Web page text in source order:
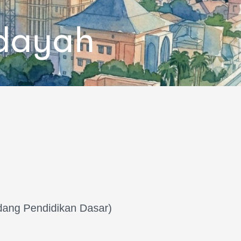
Pendidikan Dasar)